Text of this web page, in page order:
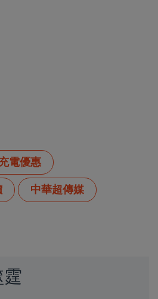
電優惠
中華超傳媒